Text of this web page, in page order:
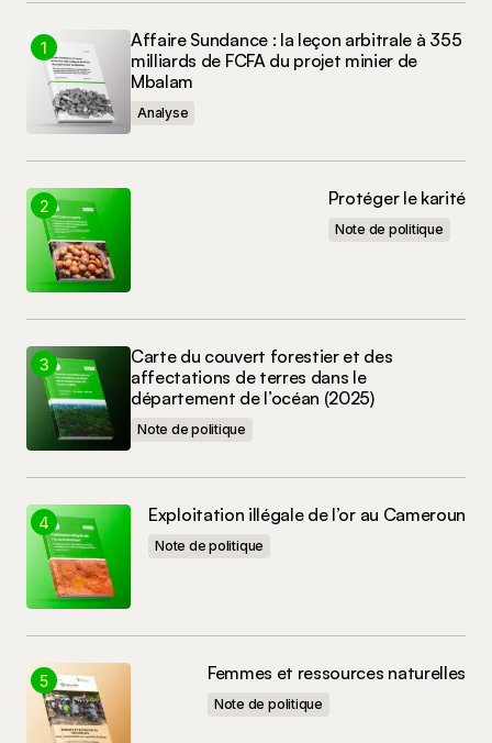
E-mail
Enregistrer mon nom, mon e-mail et mon site
commentaire.
Commenter
Affaire Sundance : la leçon arbitrale à 355
milliards de FCFA du projet minier de
Mbalam
Analyse
Protéger le karité
Note de politique
Carte du couvert forestier et des
affectations de terres dans le
département de l’océan (2025)
Note de politique
Exploitation illégale de l’or au Cameroun
Note de politique
Femmes et ressources naturelles
Note de politique